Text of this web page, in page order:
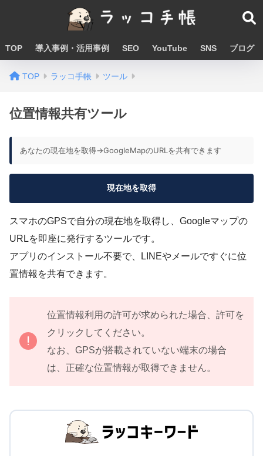
TOP 導入事例・活用事例 SEO YouTube SNS ブログ
TOP ラッコ手帳 ツール
位置情報共有ツール
あなたの現在地を取得→GoogleMapのURLを共有できます
現在地を取得
スマホのGPSで自分の現在地を取得し、Googleマップの
URLを即座に発行するツールです。
アプリのインストール不要で、LINEやメールですぐに位
置情報を共有できます。
位置情報利用の許可が求められた場合、許可を
クリックしてください。
なお、GPSが搭載されていない端末の場合
は、正確な位置情報が取得できません。